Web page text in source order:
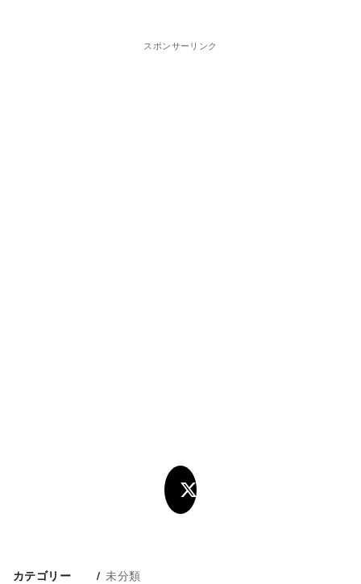
スポンサーリンク
カテゴリー 未分類